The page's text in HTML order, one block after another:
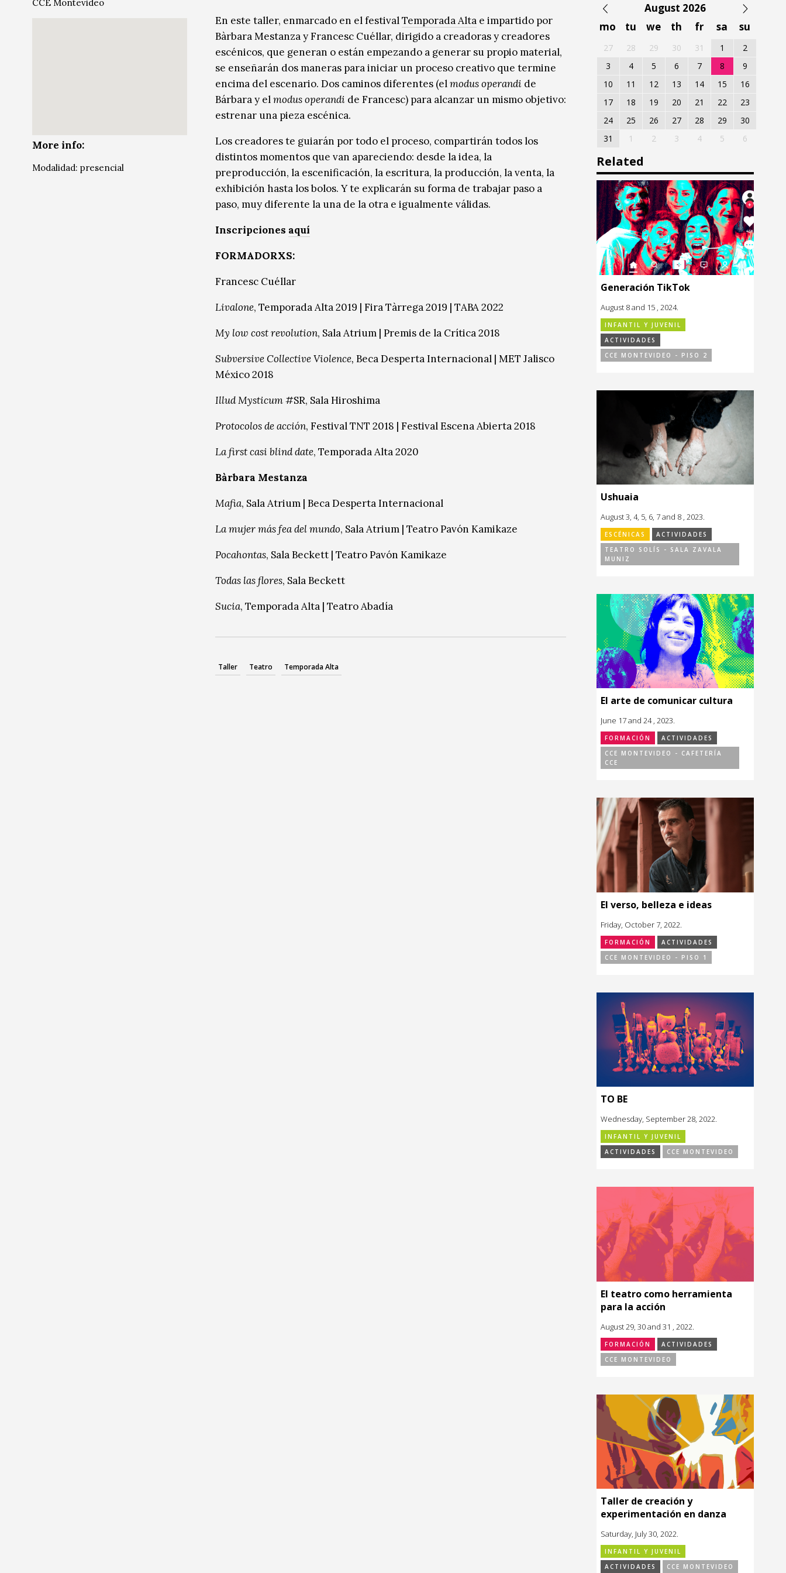
En este taller, enmarcado en el festivalTemporada Alta e impartido por
Bàrbara Mestanza y Francesc Cuéllar, dirigido a creadoras y creadores
escénicos, que generan o están empezando a generar su propio material,
se enseñarán dos maneras para iniciar un proceso creativo que termine
encima del escenario. Dos caminos diferentes (elmodus operandi de
Bárbara y elmodus operandi de Francesc) para alcanzar un mismo objetivo:
estrenar una pieza escénica.
Los creadores te guiarán por todo el proceso, compartirán todos los
distintos momentos que van apareciendo: desde la idea, la
preproducción, la escenificación, la escritura, la producción, la venta, la
exhibición hasta los bolos. Y te explicarán su forma de trabajar paso a
paso, muy diferente la una de la otra e igualmente válidas.
Inscripciones aquí
FORMADORXS:
Francesc Cuéllar
Livalone, Temporada Alta 2019 | Fira Tàrrega 2019 | TABA 2022
My low cost revolution, Sala Atrium | Premis de la Crítica 2018
Subversive Collective Violence, Beca Desperta Internacional | MET Jalisco
México 2018
Illud Mysticum#SR, Sala Hiroshima
Protocolos de acción, Festival TNT 2018 | Festival Escena Abierta 2018
La first casi blind date, Temporada Alta 2020
Bàrbara Mestanza
Mafia, Sala Atrium | Beca Desperta Internacional
La mujer más fea del mundo, Sala Atrium | Teatro Pavón Kamikaze
Pocahontas, Sala Beckett | Teatro Pavón Kamikaze
Todas las flores, Sala Beckett
Sucia, Temporada Alta | Teatro Abadía
Taller Teatro Temporada Alta
CCE Montevideo
More info:
Modalidad: presencial
August 2026
mo
tu we th fr sa su
27 28 29 30 31 1
2
3
4 5 6 7 8
9
10
11 12 13 14 15
16
17
18 19 20 21 22
23
24
25 26 27 28 29
30
31
1 2 3 4 5 6
Related
Generación TikTok
August 8 and 15 , 2024.
INFANTIL Y JUVENIL
ACTIVIDADES
CCE MONTEVIDEO - PISO 2
Ushuaia
August 3, 4, 5, 6, 7 and 8 , 2023.
ESCÉNICAS
ACTIVIDADES
TEATRO SOLÍS - SALA ZAVALA
MUNIZ
El arte de comunicar cultura
June 17 and 24 , 2023.
FORMACIÓN
ACTIVIDADES
CCE MONTEVIDEO - CAFETERÍA
CCE
El verso, belleza e ideas
Friday, October 7, 2022.
FORMACIÓN
ACTIVIDADES
CCE MONTEVIDEO - PISO 1
TO BE
Wednesday, September 28, 2022.
INFANTIL Y JUVENIL
ACTIVIDADES
CCE MONTEVIDEO
El teatro como herramienta
para la acción
August 29, 30 and 31 , 2022.
FORMACIÓN
ACTIVIDADES
CCE MONTEVIDEO
Taller de creación y
experimentación en danza
Saturday, July 30, 2022.
INFANTIL Y JUVENIL
ACTIVIDADES
CCE MONTEVIDEO